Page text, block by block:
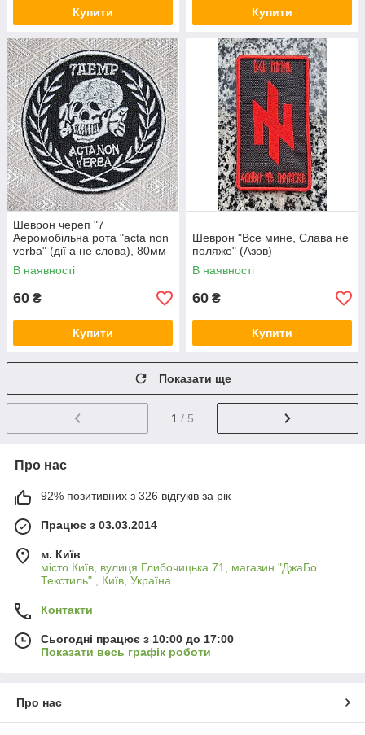
Купити Купити
Шеврон череп "7
Аеромобільна рота "acta non
verba" (дії а не слова), 80мм
В наявності
60 ₴
Купити
Шеврон "Все мине, Слава не
поляже" (Азов)
В наявності
60 ₴
Купити
Показати ще
1 / 5
Про нас
92% позитивних з 326 відгуків за рік
Працює з 03.03.2014
м. Київ
місто Київ, вулиця Глибочицька 71, магазин "ДжаБо
Текстиль" , Київ, Україна
Контакти
Сьогодні працює з 10:00 до 17:00
Показати весь графік роботи
Про нас